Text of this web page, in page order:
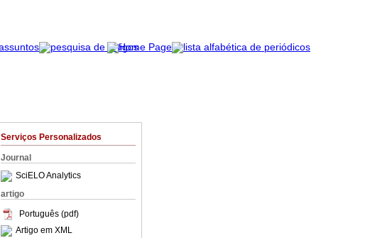
Serviços Personalizados
Journal
SciELO Analytics
artigo
Português (pdf)
Artigo em XML